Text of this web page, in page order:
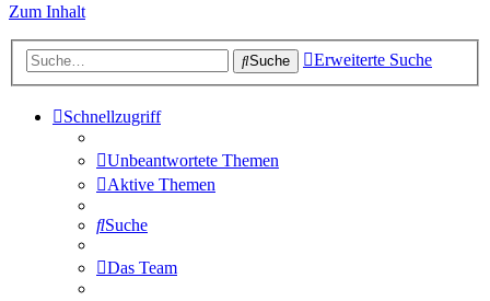
Zum Inhalt
Suche Erweiterte Suche
Schnellzugriff
Unbeantwortete Themen
Aktive Themen
Suche
Das Team